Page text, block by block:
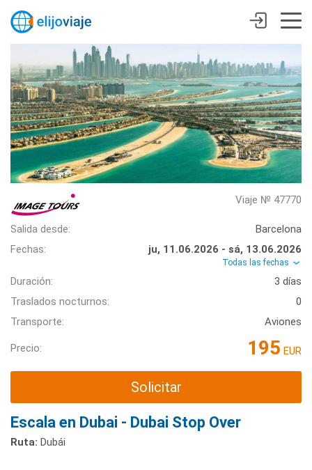
Viaje № 47770
Salida desde:
Barcelona
Fechas:
ju, 11.06.2026 - sá, 13.06.2026
Todas las fechas
Duración:
3 días
Traslados nocturnos:
0
Transporte:
Aviones
Precio: 195 EUR
Solicitar
Escala en Dubai - Dubai Stop Over
Ruta: Dubái